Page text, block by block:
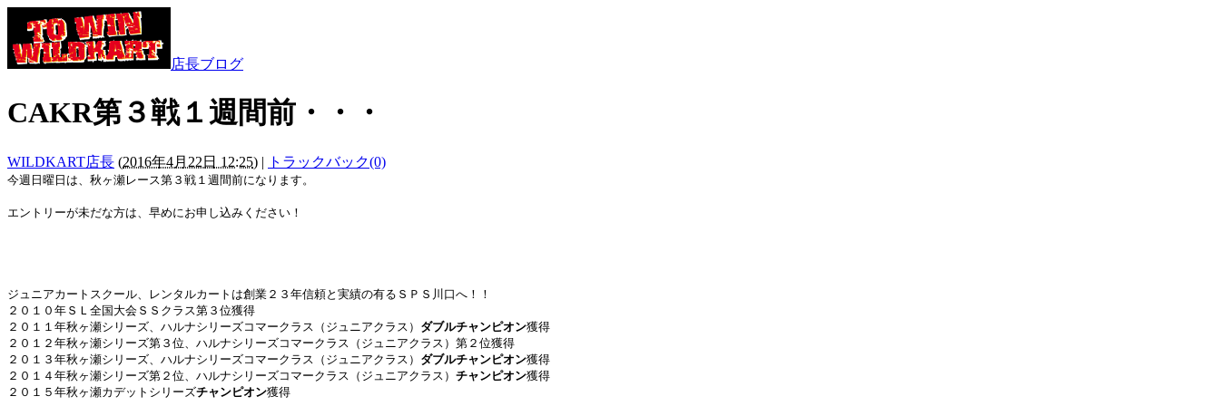
店長ブログ
CAKR第３戦１週間前・・・
WILDKART店長 (2016年4月22日 12:25) | トラックバック(0)
今週日曜日は、秋ヶ瀬レース第３戦１週間前になります。
エントリーが未だな方は、早めにお申し込みください！
ジュニアカートスクール、レンタルカートは創業２３年信頼と実績の有るＳＰＳ川口へ！！
２０１０年ＳＬ全国大会ＳＳクラス第３位獲得
２０１１年秋ヶ瀬シリーズ、ハルナシリーズコマークラス（ジュニアクラス） ダブルチャンピオン獲得
２０１２年秋ヶ瀬シリーズ第３位、ハルナシリーズコマークラス（ジュニアクラス）第２位獲得
２０１３年秋ヶ瀬シリーズ、ハルナシリーズコマークラス（ジュニアクラス） ダブルチャンピオン獲得
２０１４年秋ヶ瀬シリーズ第２位、ハルナシリーズコマークラス（ジュニアクラス） チャンピオン獲得
２０１５年秋ヶ瀬カデットシリーズチャンピオン獲得